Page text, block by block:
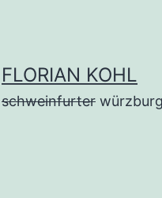
FLORIAN KOHL
schweinfurter